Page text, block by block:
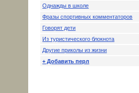
Однажды в школе
Фразы спортивных комментаторов
Говорят дети
Из туристического блокнота
Другие приколы из жизни
+ Добавить перл